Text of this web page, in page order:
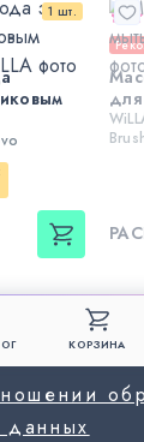
1 шт.
КОРЗИНА
данных